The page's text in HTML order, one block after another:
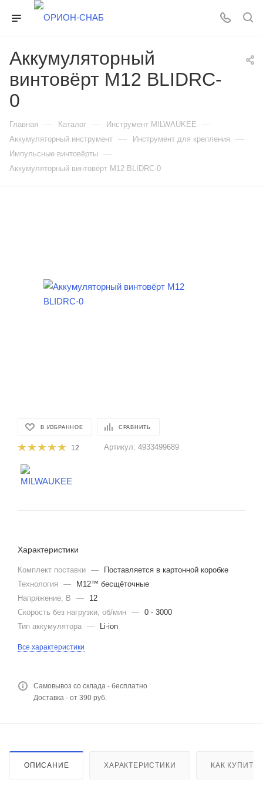
Аккумуляторный
винтовёрт M12 BLIDRC-
0
Главная — Каталог — Инструмент MILWAUKEE —
Аккумуляторный инструмент — Инструмент для крепления —
Импульсные винтовёрты —
Аккумуляторный винтовёрт M12 BLIDRC-0
В ИЗБРАННОЕ СРАВНИТЬ
12 Артикул: 4933499689
Характеристики
Комплект поставки —
Поставляется в картонной коробке
Технология
—
M12™ бесщёточные
Напряжение, В
—
12
Скорость без нагрузки, об/мин — 0 - 3000
Тип аккумулятора — Li-ion
Все характеристики
Самовывоз со склада - бесплатно
Доставка - от 390 руб.
ОПИСАНИЕ ХАРАКТЕРИСТИКИ КАК КУПИТЬ